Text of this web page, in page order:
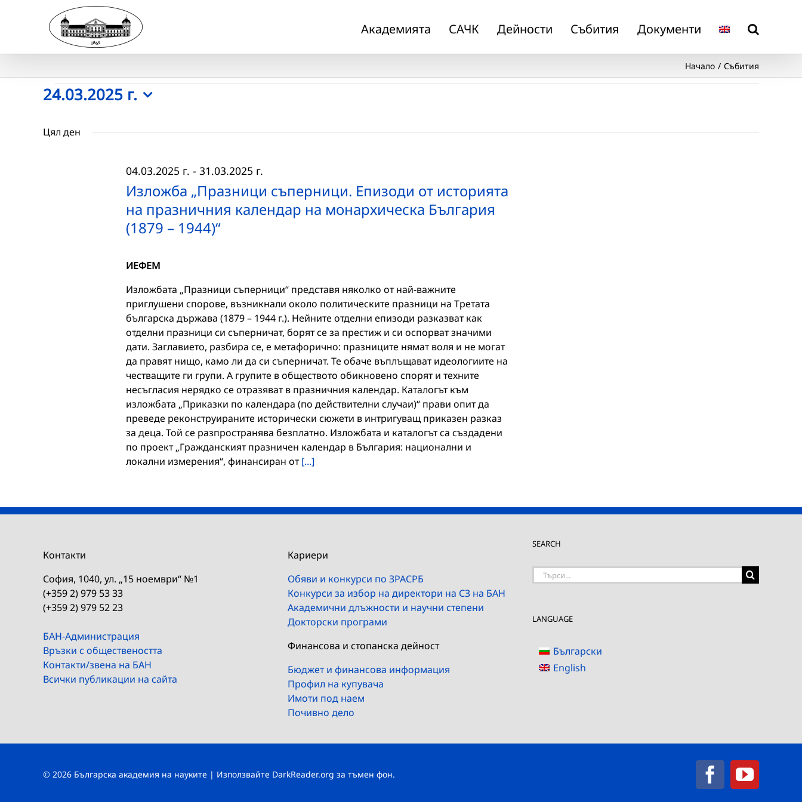
Академията САЧК Дейности Събития Документи
Начало Събития
Събития
for
24.03.2025 г.
date.
Цял ден
Изложба „Празници съперници. Епизоди от историята
на празничния календар на монархическа България
(1879 – 1944)“
04.03.2025 г. - 31.03.2025 г.
ИЕФЕМ
Изложбата „Празници съперници“ представя няколко от най-важните
приглушени спорове, възникнали около политическите празници на Третата
българска държава (1879 – 1944 г.). Нейните отделни епизоди разказват как
отделни празници си съперничат, борят се за престиж и си оспорват значими
дати. Заглавието, разбира се, е метафорично: празниците нямат воля и не могат
да правят нищо, камо ли да си съперничат. Те обаче въплъщават идеологиите на
честващите ги групи. А групите в обществото обикновено спорят и техните
несъгласия нерядко се отразяват в празничния календар. Каталогът към
изложбата „Приказки по календара (по действителни случаи)“ прави опит да
преведе реконструираните исторически сюжети в интригуващ приказен разказ
за деца. Той се разпространява безплатно. Изложбата и каталогът са създадени
по проект „Гражданският празничен календар в България: национални и
локални измерения“, финансиран от[...]
Контакти
София, 1040, ул. „15 ноември“ №1
(+359 2) 979 53 33
(+359 2) 979 52 23
БАН-Администрация
Връзки с обществеността
Контакти/звена на БАН
Всички публикации на сайта
Кариери
Обяви и конкурси по ЗРАСРБ
Конкурси за избор на директори на СЗ на БАН
Академични длъжности и научни степени
Докторски програми
Финансова и стопанска дейност
Бюджет и финансова информация
Профил на купувача
Имоти под наем
Почивно дело
SEARCH
Търсене
LANGUAGE
Български
English
© 2026 Българска академия на науките | Използвайте DarkReader.org за тъмен фон. Facebook